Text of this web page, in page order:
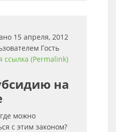
15 апреля, 2012
Гость
ссылка (Permalink)
на
можно
с этим законом?